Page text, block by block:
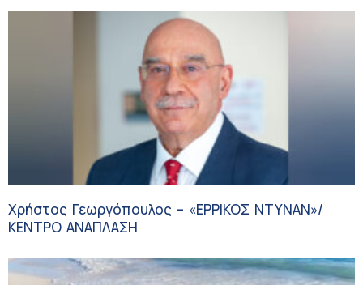
Χρήστος Γεωργόπουλος – «ΕΡΡΙΚΟΣ ΝΤΥΝΑΝ»/
ΚΕΝΤΡΟ ΑΝΑΠΛΑΣΗ